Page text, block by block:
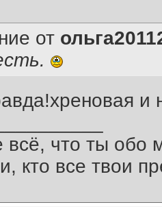
от
и
что ты обо
кто все твои